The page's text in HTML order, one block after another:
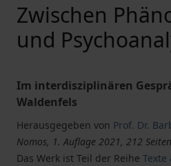
Zwischen
und
Im interdisziplinären
Waldenfels
Herausgegeben von Prof. Dr.
Nomos, 1. Auflage 2021, 212 Seiten
Das Werk ist Teil der Reihe Texte